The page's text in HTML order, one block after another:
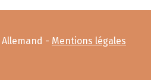
- Mentions légales